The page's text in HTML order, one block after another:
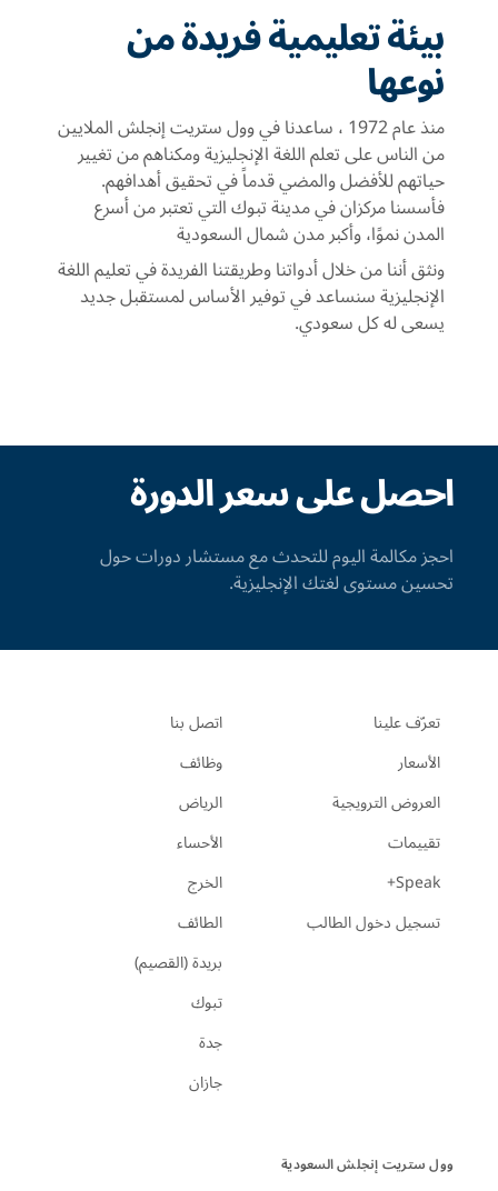
بيئة تعليمية فريدة من
نوعها
منذ عام 1972 ، ساعدنا في وول ستريت إنجلش الملايين
من الناس على تعلم اللغة الإنجليزية ومكناهم من تغيير
حياتهم للأفضل والمضي قدماً في تحقيق أهدافهم.
فأسسنا مركزان في مدينة تبوك التي تعتبر من أسرع
المدن نموًا، وأكبر مدن شمال السعودية
ونثق أننا من خلال أدواتنا وطريقتنا الفريدة في تعليم اللغة
الإنجليزية سنساعد في توفير الأساس لمستقبل جديد
يسعى له كل سعودي.
احصل على سعر الدورة
احجز مكالمة اليوم للتحدث مع مستشار دورات حول
تحسين مستوى لغتك الإنجليزية.
تعرّف علينا
الأسعار
العروض الترويجية
تقييمات
Speak+
تسجيل دخول الطالب
اتصل بنا
وظائف
الرياض
الأحساء
الخرج
الطائف
بريدة (القصيم)
تبوك
جدة
جازان
وول ستريت إنجلش السعودية